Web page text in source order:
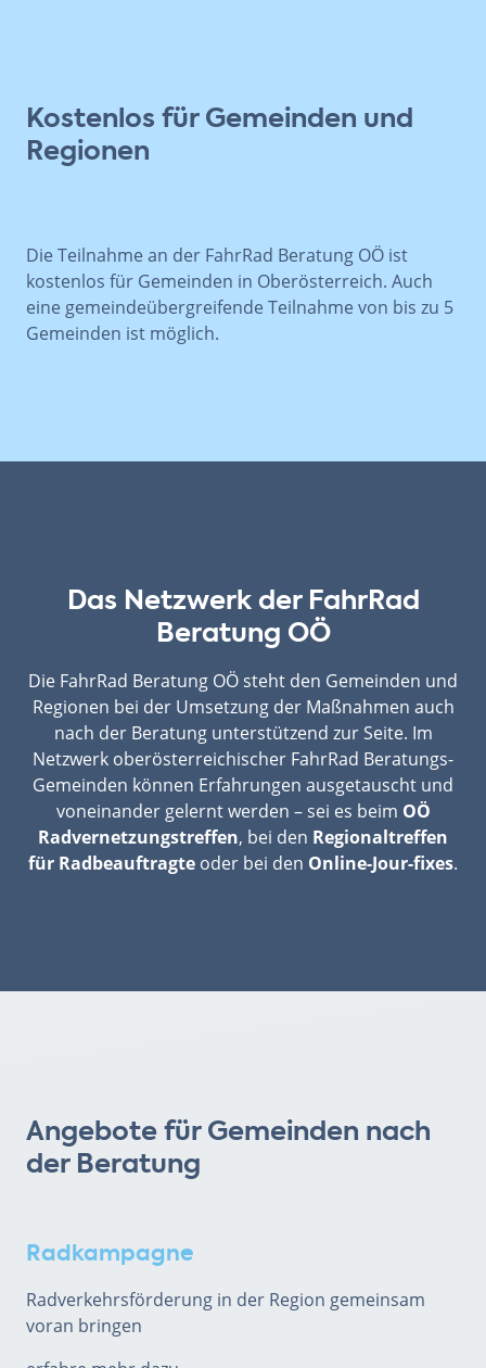
Kostenlos für Gemeinden und
Regionen
Die Teilnahme an der FahrRad Beratung OÖ ist
kostenlos für Gemeinden in Oberösterreich. Auch
eine gemeindeübergreifende Teilnahme von bis zu 5
Gemeinden ist möglich.
Das Netzwerk der FahrRad
Beratung OÖ
Die FahrRad Beratung OÖ steht den Gemeinden und
Regionen bei der Umsetzung der Maßnahmen auch
nach der Beratung unterstützend zur Seite. Im
Netzwerk oberösterreichischer FahrRad Beratungs-
Gemeinden können Erfahrungen ausgetauscht und
voneinander gelernt werden – sei es beim OÖ
Radvernetzungstreffen, bei den Regionaltreffen
für Radbeauftragte oder bei den Online-Jour-fixes.
Angebote für Gemeinden nach
der Beratung
Radkampagne
Radverkehrsförderung in der Region gemeinsam
voran bringen